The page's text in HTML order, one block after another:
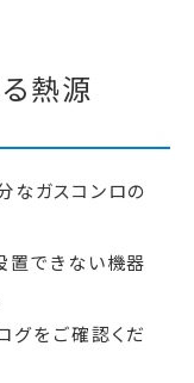
熱源
なガスコンロの
置できない機器
グをご確認くだ